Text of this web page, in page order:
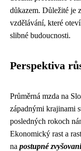
důkazem. Důležité je
vzdělávání, které
slibné budoucnosti.
Perspektiva
Průměrná mzda na
západnými krajinami
posledných rokoch
Ekonomický rast a
na postupné